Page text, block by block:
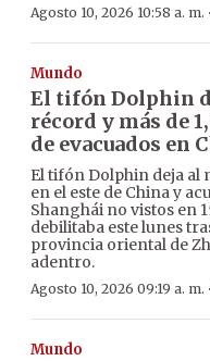
Agosto 10, 2026 10:58 a. m. ·
Mundo
El tifón Dolphin
récord y más de
de evacuados en
El tifón Dolphin deja al
en el este de China y
Shanghái no vistos en
debilitaba este lunes
provincia oriental de
adentro.
Agosto 10, 2026 09:19 a. m. ·
Mundo